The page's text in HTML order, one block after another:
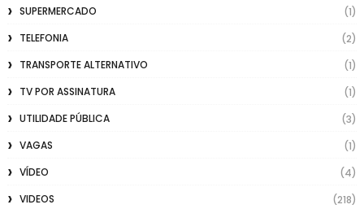
SUPERMERCADO
(1)
TELEFONIA
(2)
TRANSPORTE ALTERNATIVO
(1)
TV POR ASSINATURA
(1)
UTILIDADE PÚBLICA
(3)
VAGAS
(1)
VÍDEO
(4)
VIDEOS
(218)